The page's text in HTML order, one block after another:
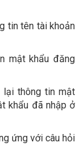
tin tên tài khoản
mật khẩu đăng
lại thông tin mật
khẩu đã nhập ở
ứng với câu hỏi